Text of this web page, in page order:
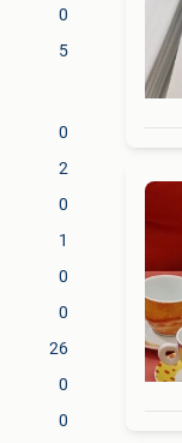
0
5
0
2
0
1
0
0
26
0
0